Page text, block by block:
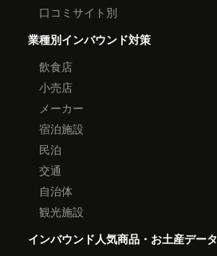
口コミサイト別
業種別インバウンド対策
飲食店
小売店
メーカー
宿泊施設
民泊
交通
自治体
観光施設
インバウンド人気商品・お土産データ